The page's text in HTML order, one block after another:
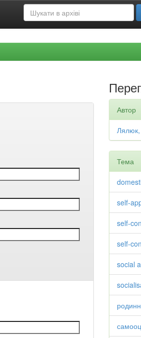
Автор
Тема
self-
self-
self-
social